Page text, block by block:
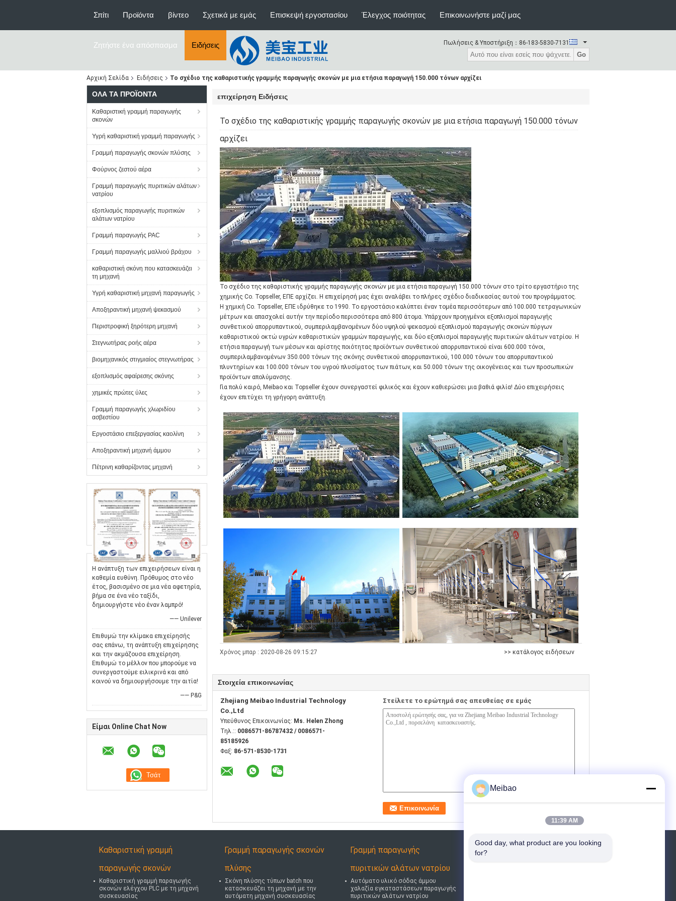
Σπίτι Προϊόντα βίντεο Σχετικά με εμάς Επισκεψή εργοστασίου Έλεγχος ποιότητας Επικοινωνήστε μαζί μας
Ζητήστε ένα απόσπασμα Ειδήσεις Πωλήσεις & Υποστήριξη： 86-183-5830-7131
Go
Αρχική Σελίδα Ειδήσεις Το σχέδιο της καθαριστικής γραμμής παραγωγής σκονών με μια ετήσια παραγωγή 150.000 τόνων αρχίζει
ΌΛΑ ΤΑ ΠΡΟΪΌΝΤΑ
Καθαριστική γραμμή παραγωγής
σκονών
Υγρή καθαριστική γραμμή παραγωγής
Γραμμή παραγωγής σκονών πλύσης
Φούρνος ζεστού αέρα
Γραμμή παραγωγής πυριτικών αλάτων
νατρίου
εξοπλισμός παραγωγής πυριτικών
αλάτων νατρίου
Γραμμή παραγωγής PAC
Γραμμή παραγωγής μαλλιού βράχου
καθαριστική σκόνη που κατασκευάζει
τη μηχανή
Υγρή καθαριστική μηχανή παραγωγής
Αποξηραντική μηχανή ψεκασμού
Περιστροφική ξηρότερη μηχανή
Στεγνωτήρας ροής αέρα
βιομηχανικός στιγμιαίος στεγνωτήρας
εξοπλισμός αφαίρεσης σκόνης
χημικές πρώτες ύλες
Γραμμή παραγωγής χλωριδίου
ασβεστίου
Εργοστάσιο επεξεργασίας καολίνη
Αποξηραντική μηχανή άμμου
Πέτρινη καθαρίζοντας μηχανή
Η ανάπτυξη των επιχειρήσεων είναι η
καθεμία ευθύνη. Πρόθυμος στο νέο
έτος, βασισμένο σε μια νέα αφετηρία,
βήμα σε ένα νέο ταξίδι,
δημιουργήστε νέο έναν λαμπρό!
—— Unilever
Επιθυμώ την κλίμακα επιχείρησής
σας επάνω, τη ανάπτυξη επιχείρησης
και την ακμάζουσα επιχείρηση.
Επιθυμώ το μέλλον που μπορούμε να
συνεργαστούμε ειλικρινά και από
κοινού να δημιουργήσουμε την αιτία!
—— P&G
Είμαι Online Chat Now
επιχείρηση Ειδήσεις
Το σχέδιο της καθαριστικής γραμμής παραγωγής σκονών με μια ετήσια παραγωγή 150.000 τόνων
αρχίζει
Το σχέδιο της καθαριστικής γραμμής παραγωγής σκονών με μια ετήσια παραγωγή 150.000 τόνων στο τρίτο εργαστήριο της
χημικής Co. Topseller, ΕΠΕ αρχίζει. Η επιχείρησή μας έχει αναλάβει το πλήρες σχέδιο διαδικασίας αυτού του προγράμματος.
Η χημική Co. Topseller, ΕΠΕ ιδρύθηκε το 1990. Το εργοστάσιο καλύπτει έναν τομέα περισσότερων από 100.000 τετραγωνικών
μέτρων και απασχολεί αυτήν την περίοδο περισσότερα από 800 άτομα. Υπάρχουν προηγμένοι εξοπλισμοί παραγωγής
συνθετικού απορρυπαντικού, συμπεριλαμβανομένων δύο υψηλού ψεκασμού εξοπλισμού παραγωγής σκονών πύργων
καθαριστικού οκτώ υγρών καθαριστικών γραμμών παραγωγής, και δύο εξοπλισμοί παραγωγής πυριτικών αλάτων νατρίου. Η
ετήσια παραγωγή των μέσων και αρίστης ποιότητας προϊόντων συνθετικού απορρυπαντικού είναι 600.000 τόνοι,
συμπεριλαμβανομένων 350.000 τόνων της σκόνης συνθετικού απορρυπαντικού, 100.000 τόνων του απορρυπαντικού
πλυντηρίων και 100.000 τόνων του υγρού πλυσίματος των πιάτων, και 50.000 τόνων της οικογένειας και των προσωπικών
προϊόντων απολύμανσης.
Για πολύ καιρό, Meibao και Topseller έχουν συνεργαστεί φιλικός και έχουν καθιερώσει μια βαθιά φιλία! Δύο επιχειρήσεις
έχουν επιτύχει τη γρήγορη ανάπτυξη.
Χρόνος μπαρ : 2020-08-26 09:15:27 >> κατάλογος ειδήσεων
Στοιχεία επικοινωνίας
Zhejiang Meibao Industrial Technology
Co.,Ltd
Υπεύθυνος Επικοινωνίας: Ms. Helen Zhong
Τηλ.:: 0086571-86787432 / 0086571-
85185926
Φαξ: 86-571-8530-1731
Στείλετε το ερώτημά σας απευθείας σε εμάς
Καθαριστική γραμμή
παραγωγής σκονών
Καθαριστική γραμμή παραγωγής
σκονών ελέγχου PLC με τη μηχανή
συσκευασίας
Γραμμή παραγωγής σκονών
πλύσης
Σκόνη πλύσης τύπων batch που
κατασκευάζει τη μηχανή με την
αυτόματη μηχανή συσκευασίας
Γραμμή παραγωγής
πυριτικών αλάτων νατρίου
Αυτόματο υλικό σόδας άμμου
χαλαζία εγκαταστάσεων παραγωγής
πυριτικών αλάτων νατρίου
Αίτηση κράτησης
Meibao
11:39 AM
Good day, what product are you looking
for?